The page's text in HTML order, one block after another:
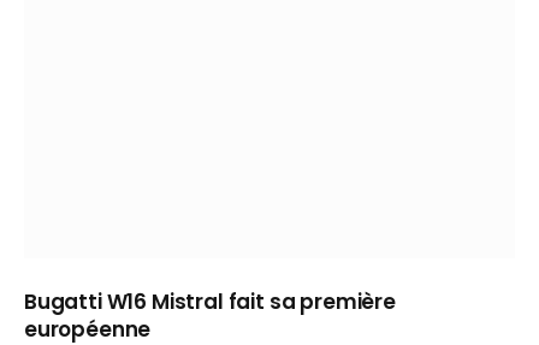
Bugatti W16 Mistral fait sa première
européenne